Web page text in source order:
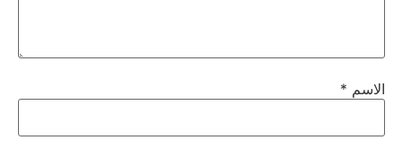
الاسم *